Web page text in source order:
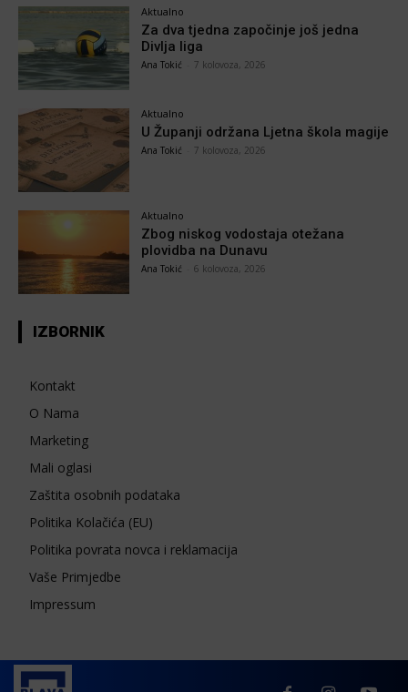
Aktualno
Za dva tjedna započinje još jedna
Divlja liga
Ana Tokić 7 kolovoza, 2026
Aktualno
U Županji održana Ljetna škola magije
Ana Tokić 7 kolovoza, 2026
Aktualno
Zbog niskog vodostaja otežana
plovidba na Dunavu
Ana Tokić 6 kolovoza, 2026
IZBORNIK
Kontakt
O Nama
Marketing
Mali oglasi
Zaštita osobnih podataka
Politika Kolačića (EU)
Politika povrata novca i reklamacija
Vaše Primjedbe
Impressum